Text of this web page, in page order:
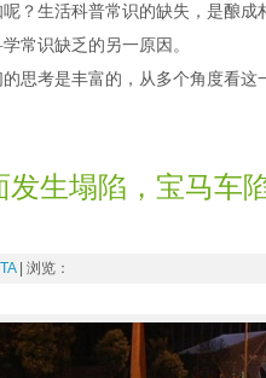
？生活科普常识的缺失，是酿成
常识缺乏的另一原因。
思考是丰富的，从多个角度看
生塌陷，宝马车
| 浏览：